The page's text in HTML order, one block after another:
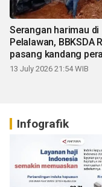
Serangan harimau di
Pelalawan, BBKSDA
pasang kandang
13 July 2026 21:54 WIB
Infografik